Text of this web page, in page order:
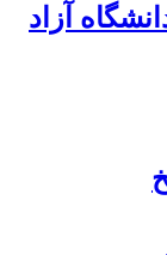
آزاد